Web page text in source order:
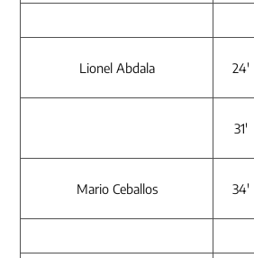
Lionel Abdala 24′
31′
Mario Ceballos 34′